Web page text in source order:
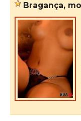
bragança,